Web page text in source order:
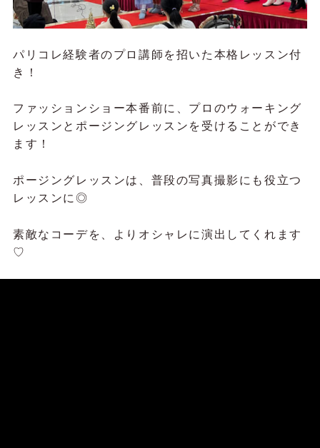
パリコレ経験者のプロ講師を招いた本格レッスン付
き！
ファッションショー本番前に、プロのウォーキング
レッスンとポージングレッスンを受けることができ
ます！
ポージングレッスンは、普段の写真撮影にも役立つ
レッスンに◎
素敵なコーデを、よりオシャレに演出してくれます
♡